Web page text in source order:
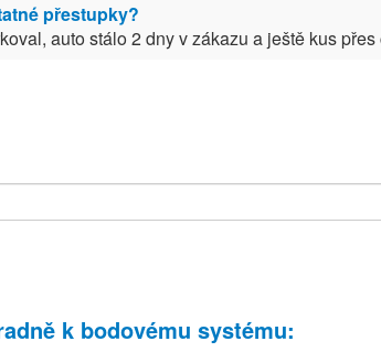
přestupky?
auto stálo 2 dny v zákazu a ještě kus
k bodovému systému: